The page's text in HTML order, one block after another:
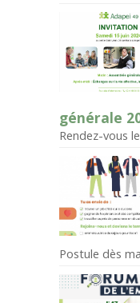
générale
Rendez-vous
Postule dès